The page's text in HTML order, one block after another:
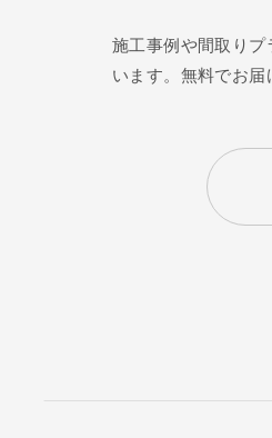
施工事例や間取り
います。無料でお届